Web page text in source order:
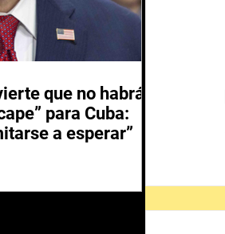
que no habrá
para Cuba:
a esperar”